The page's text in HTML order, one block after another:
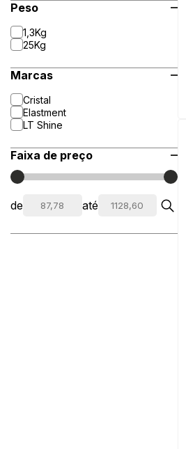
Peso
1,3Kg
25Kg
Marcas
Cristal
Elastment
LT Shine
Faixa de preço
de até